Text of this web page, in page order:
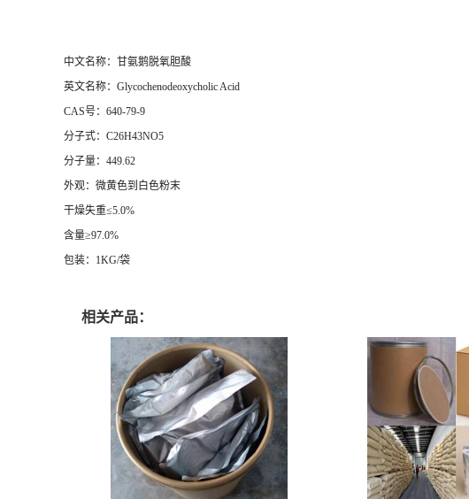
中文名称：甘氨鹅脱氧胆酸
英文名称：Glycochenodeoxycholic Acid
CAS号：640-79-9
分子式：C26H43NO5
分子量：449.62
外观：微黄色到白色粉末
干燥失重≤5.0%
含量≥97.0%
包装：1KG/袋
相关产品：